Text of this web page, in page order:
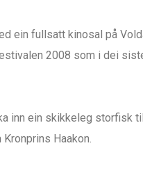
ein fullsatt kinosal på
2008 som i dei
inn ein skikkeleg storfisk
Haakon.